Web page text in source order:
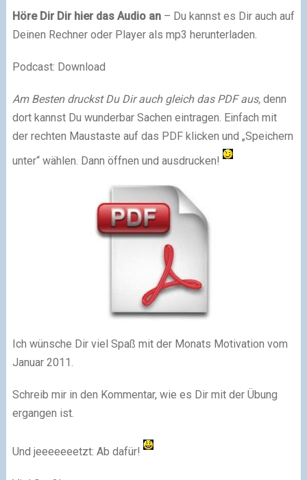
Höre Dir Dir hier das Audio an– Du kannst es Dir auch auf
Deinen Rechner oder Player als mp3 herunterladen.
Podcast: Download
Am Besten druckst Du Dir auch gleich das PDF aus,denn
dort kannst Du wunderbar Sachen eintragen. Einfach mit
der rechten Maustaste auf das PDF klicken und „Speichern
unter“ wählen. Dann öffnen und ausdrucken!
Ich wünsche Dir viel Spaß mit der Monats Motivation vom
Januar 2011.
Schreib mir in den Kommentar, wie es Dir mit der Übung
ergangen ist.
Und jeeeeeeetzt: Ab dafür!